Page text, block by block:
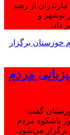
از رشد
نوشهر و
داد.
مردم
گفت:
باشکوه مردم
برگزار می‌شود.